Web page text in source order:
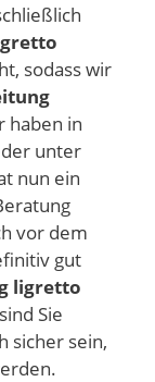
sodass wir
haben in
unter
nun ein
vor dem
gut
ligretto
Sie
sicher sein,